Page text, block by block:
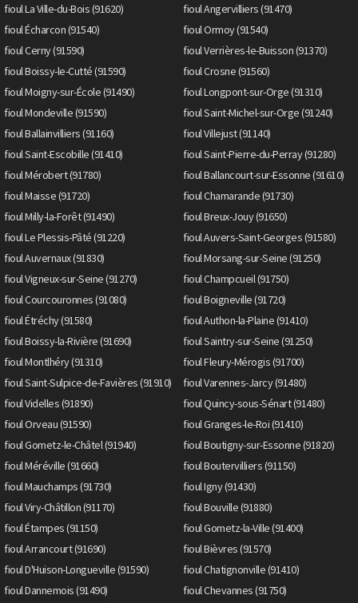
fioul La Ville-du-Bois (91620)
fioul Angervilliers (91470)
fioul Écharcon (91540)
fioul Ormoy (91540)
fioul Cerny (91590)
fioul Verrières-le-Buisson (91370)
fioul Boissy-le-Cutté (91590)
fioul Crosne (91560)
fioul Moigny-sur-École (91490)
fioul Longpont-sur-Orge (91310)
fioul Mondeville (91590)
fioul Saint-Michel-sur-Orge (91240)
fioul Ballainvilliers (91160)
fioul Villejust (91140)
fioul Saint-Escobille (91410)
fioul Saint-Pierre-du-Perray (91280)
fioul Mérobert (91780)
fioul Ballancourt-sur-Essonne (91610)
fioul Maisse (91720)
fioul Chamarande (91730)
fioul Milly-la-Forêt (91490)
fioul Breux-Jouy (91650)
fioul Le Plessis-Pâté (91220)
fioul Auvers-Saint-Georges (91580)
fioul Auvernaux (91830)
fioul Morsang-sur-Seine (91250)
fioul Vigneux-sur-Seine (91270)
fioul Champcueil (91750)
fioul Courcouronnes (91080)
fioul Boigneville (91720)
fioul Étréchy (91580)
fioul Authon-la-Plaine (91410)
fioul Boissy-la-Rivière (91690)
fioul Saintry-sur-Seine (91250)
fioul Montlhéry (91310)
fioul Fleury-Mérogis (91700)
fioul Saint-Sulpice-de-Favières (91910)
fioul Varennes-Jarcy (91480)
fioul Videlles (91890)
fioul Quincy-sous-Sénart (91480)
fioul Orveau (91590)
fioul Granges-le-Roi (91410)
fioul Gometz-le-Châtel (91940)
fioul Boutigny-sur-Essonne (91820)
fioul Méréville (91660)
fioul Boutervilliers (91150)
fioul Mauchamps (91730)
fioul Igny (91430)
fioul Viry-Châtillon (91170)
fioul Bouville (91880)
fioul Étampes (91150)
fioul Gometz-la-Ville (91400)
fioul Arrancourt (91690)
fioul Bièvres (91570)
fioul D'Huison-Longueville (91590)
fioul Chatignonville (91410)
fioul Dannemois (91490)
fioul Chevannes (91750)